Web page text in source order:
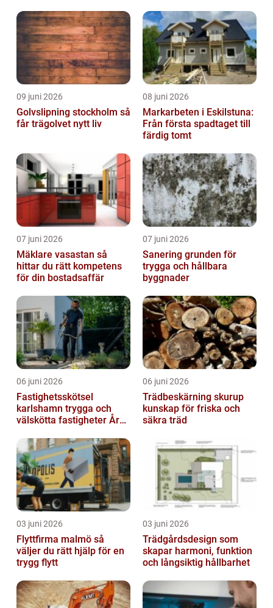
09 juni 2026
Golvslipning stockholm så
får trägolvet nytt liv
08 juni 2026
Markarbeten i Eskilstuna:
Från första spadtaget till
färdig tomt
07 juni 2026
Mäklare vasastan så
hittar du rätt kompetens
för din bostadsaffär
07 juni 2026
Sanering grunden för
trygga och hållbara
byggnader
06 juni 2026
Fastighetsskötsel
karlshamn trygga och
välskötta fastigheter Året
06 juni 2026
Trädbeskärning skurup
kunskap för friska och
säkra träd
03 juni 2026
Flyttfirma malmö så
väljer du rätt hjälp för en
trygg flytt
03 juni 2026
Trädgårdsdesign som
skapar harmoni, funktion
och långsiktig hållbarhet